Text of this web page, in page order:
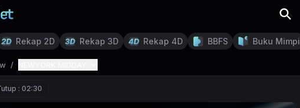
Rekap 2D Rekap 3D Rekap 4D BBFS Buku Mimpi
/
: 02:30